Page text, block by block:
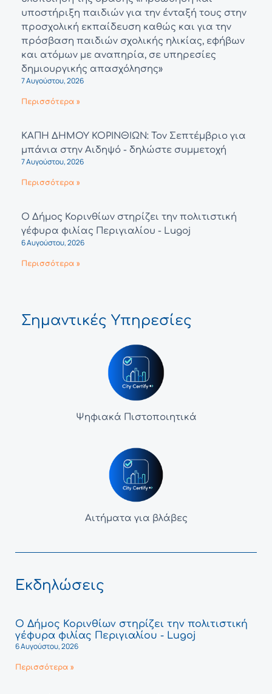
υποστήριξη παιδιών για την ένταξή τους στην
προσχολική εκπαίδευση καθώς και για την
πρόσβαση παιδιών σχολικής ηλικίας, εφήβων
και ατόμων με αναπηρία, σε υπηρεσίες
δημιουργικής απασχόλησης»
7 Αυγούστου, 2026
Περισσότερα »
ΚΑΠΗ ΔΗΜΟΥ ΚΟΡΙΝΘΙΩΝ: Τον Σεπτέμβριο για
μπάνια στην Αιδηψό - δηλώστε συμμετοχή
7 Αυγούστου, 2026
Περισσότερα »
Ο Δήμος Κορινθίων στηρίζει την πολιτιστική
γέφυρα φιλίας Περιγιαλίου - Lugoj
6 Αυγούστου, 2026
Περισσότερα »
Σημαντικές Υπηρεσίες
Ψηφιακά Πιστοποιητικά
Αιτήματα για βλάβες
Εκδηλώσεις
Ο Δήμος Κορινθίων στηρίζει την πολιτιστική
γέφυρα φιλίας Περιγιαλίου - Lugoj
6 Αυγούστου, 2026
Περισσότερα »